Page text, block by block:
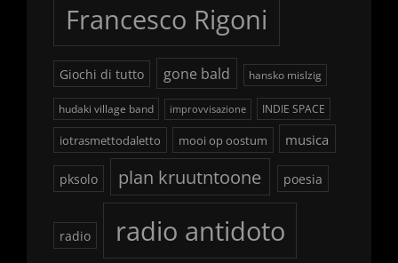
Francesco Rigoni
Giochi di tutto gone bald hansko mislzig
hudaki village band improvvisazione INDIE SPACE
iotrasmettodaletto mooi op oostum musica
pksolo plan kruutntoone poesia
radio radio antidoto